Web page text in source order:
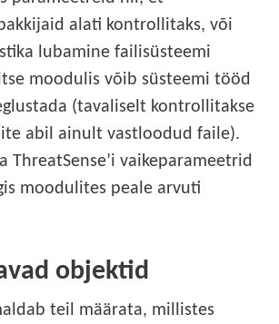
alati kontrollitaks, või
lubamine failisüsteemi
moodulis võib süsteemi tööd
(tavaliselt kontrollitakse
abil ainult vastloodud faile).
ThreatSense’i vaikeparameetrid
moodulites peale arvuti
objektid
teil määrata, millistes